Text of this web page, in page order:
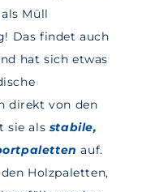
Müll
Das findet auch
hat sich etwas
direkt von den
sie als stabile,
auf.
Holzpaletten,